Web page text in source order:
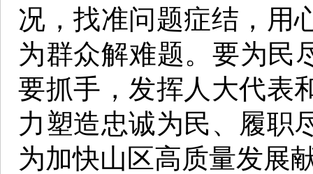
况，找准问题症结，用
为群众解难题。要为民
要抓手，发挥人大代表
力塑造忠诚为民、履职
为加快山区高质量发展